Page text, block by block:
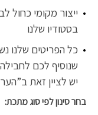
ייצור מקומי כחול
בסטודיו שלנו
כל הפריטים שלנו
שנוסיף לכם
יש לציין זאת
בחר סינון לפי סוג מתכת